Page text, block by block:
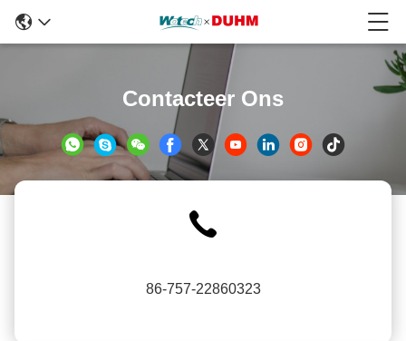
Contacteer Ons
86-757-22860323